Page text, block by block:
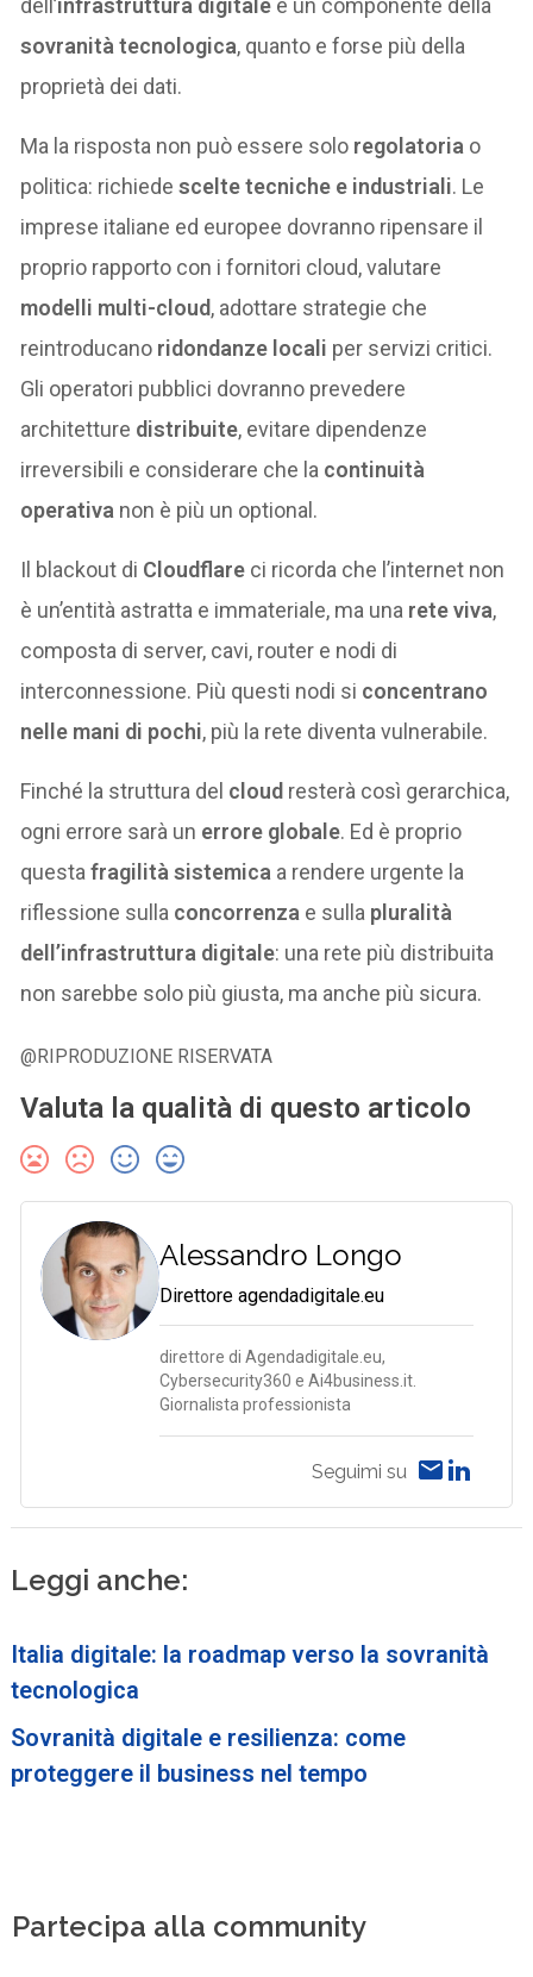
dell’infrastruttura digitale è un componente della
sovranità tecnologica, quanto e forse più della
proprietà dei dati.
Ma la risposta non può essere solo regolatoria o
politica: richiedescelte tecniche e industriali. Le
imprese italiane ed europee dovranno ripensare il
proprio rapporto con i fornitori cloud, valutare
modelli multi-cloud, adottare strategie che
reintroducano ridondanze locali per servizi critici.
Gli operatori pubblici dovranno prevedere
architetture distribuite, evitare dipendenze
irreversibili e considerare che la continuità
operativa non è più un optional.
Il blackout di Cloudflare ci ricorda che l’internet non
è un’entità astratta e immateriale, ma una rete viva,
composta di server, cavi, router e nodi di
interconnessione. Più questi nodi si concentrano
nelle mani di pochi, più la rete diventa vulnerabile.
Finché la struttura del cloud resterà così gerarchica,
ogni errore sarà un errore globale. Ed è proprio
questafragilità sistemica a rendere urgente la
riflessione sulla concorrenza e sulla pluralità
dell’infrastruttura digitale: una rete più distribuita
non sarebbe solo più giusta, ma anche più sicura.
@RIPRODUZIONE RISERVATA
Valuta la qualità di questo articolo
Alessandro Longo
Direttore agendadigitale.eu
direttore di Agendadigitale.eu,
Cybersecurity360 e Ai4business.it.
Giornalista professionista
Seguimi su
Leggi anche:
Italia digitale: la roadmap verso la sovranità
tecnologica
Sovranità digitale e resilienza: come
proteggere il business nel tempo
Partecipa alla community